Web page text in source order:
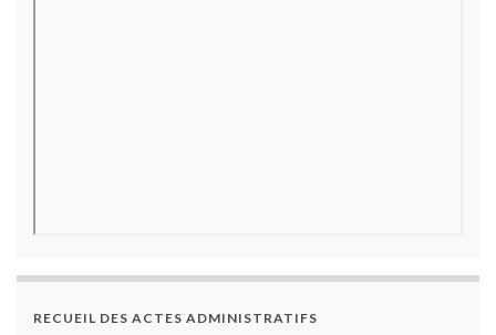
RECUEIL DES ACTES ADMINISTRATIFS